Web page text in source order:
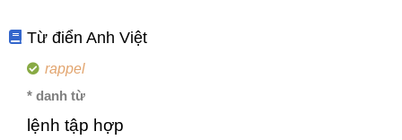
Từ điển Anh Việt
rappel
* danh từ
lệnh tập hợp